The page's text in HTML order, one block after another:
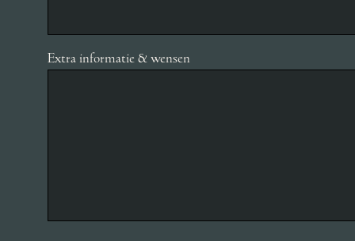
Extra informatie & wensen